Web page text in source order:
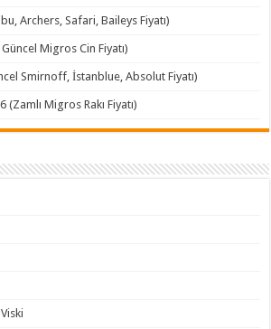
Archers, Safari, Baileys Fiyatı)
Migros Cin Fiyatı)
Smirnoff, İstanblue, Absolut Fiyatı)
(Zamlı Migros Rakı Fiyatı)